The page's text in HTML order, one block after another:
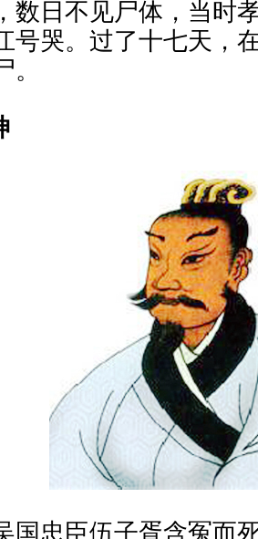
数日不见尸体，当时
号哭。过了十七天，
忠臣伍子胥含冤而